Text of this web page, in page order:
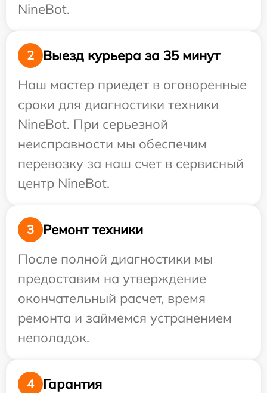
NineBot.
2
Выезд курьера за 35 минут
Наш мастер приедет в оговоренные
сроки для диагностики техники
NineBot. При серьезной
неисправности мы обеспечим
перевозку за наш счет в сервисный
центр NineBot.
3
Ремонт техники
После полной диагностики мы
предоставим на утверждение
окончательный расчет, время
ремонта и займемся устранением
неполадок.
4 Гарантия